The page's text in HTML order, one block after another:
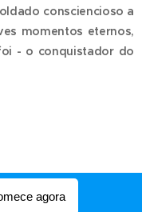
consciencioso a
momentos eternos,
- o conquistador do
agora